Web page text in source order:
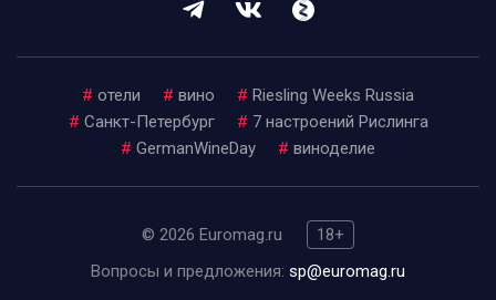
# отели # вино # Riesling Weeks Russia
# Санкт-Петербург # 7 настроений Рислинга
# GermanWineDay # виноделие
© 2026 Euromag.ru
18+
Вопросы и предложения: sp@euromag.ru